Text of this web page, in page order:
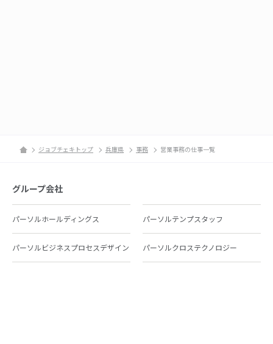
ジョブチェキトップ 兵庫県 事務 営業事務の仕事一覧
グループ会社
パーソルホールディングス パーソルテンプスタッフ
パーソルビジネスプロセスデザイン パーソルクロステクノロジー